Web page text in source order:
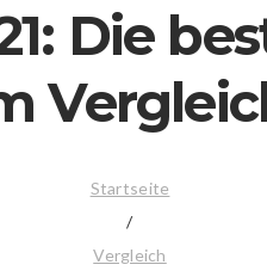
Die
Startseite
/
Vergleich